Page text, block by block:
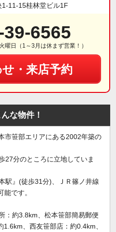
11-15桂林堂ビル1F
6565
曜日（1～3月は休まず営業！）
・来店予約
な物件！
市笹部エリアにある2002年築の
27分のところに立地していま
駅』(徒歩31分)、ＪＲ篠ノ井線
能です。
：約3.8km、松本笹部簡易郵便
、西友笹部店：約0.4km、